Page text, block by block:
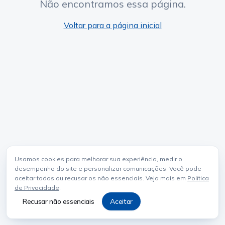
Usamos cookies para melhorar sua experiência, medir o
desempenho do site e personalizar comunicações. Você pode
aceitar todos ou recusar os não essenciais. Veja mais em Política
de Privacidade.
Recusar não essenciais Aceitar
Não encontramos essa página.
Voltar para a página inicial